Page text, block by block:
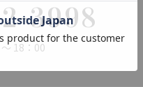
3998
18：00